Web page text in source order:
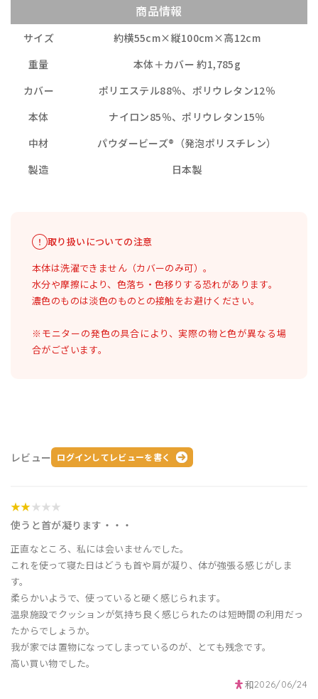
商品情報
サイズ
約横55cm×縦100cm×高12cm
重量
本体＋カバー 約1,785g
カバー
ポリエステル88％、ポリウレタン12％
本体
ナイロン85％、ポリウレタン15％
中材
パウダービーズ®（発泡ポリスチレン）
製造
日本製
取り扱いについての注意
本体は洗濯できません（カバーのみ可）。
水分や摩擦により、色落ち・色移りする恐れがあります。
濃色のものは淡色のものとの接触をお避けください。
※モニターの発色の具合により、実際の物と色が異なる場
合がございます。
レビュー ログインしてレビューを書く
使うと首が凝ります・・・
★★★★★
正直なところ、私には会いませんでした。
これを使って寝た日はどうも首や肩が凝り、体が強張る感じがしま
す。
柔らかいようで、使っていると硬く感じられます。
温泉施設でクッションが気持ち良く感じられたのは短時間の利用だっ
たからでしょうか。
我が家では置物になってしまっているのが、とても残念です。
高い買い物でした。
和2026/06/24